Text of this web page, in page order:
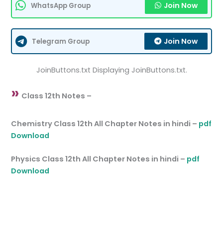
WhatsApp Group Join Now
Telegram Group Join Now
JoinButtons.txt Displaying JoinButtons.txt.
» Class 12th Notes –
Chemistry Class 12th All Chapter Notes in hindi – pdf
Download
Physics Class 12th All Chapter Notes in hindi – pdf
Download